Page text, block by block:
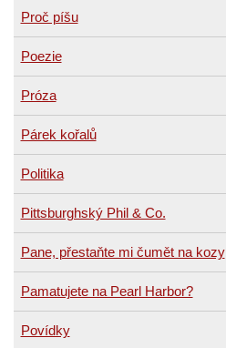
Proč píšu
Poezie
Próza
Párek kořalů
Politika
Pittsburghský Phil & Co.
Pane, přestaňte mi čumět na kozy
Pamatujete na Pearl Harbor?
Povídky